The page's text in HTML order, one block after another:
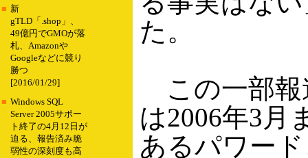
■ 新
gTLD「.shop」、
49億円でGMOが落
札、Amazonや
Googleなどに競り
勝つ
[2016/01/29]
■ Windows SQL
Server 2005サポー
ト終了の4月12日が
迫る、報告済み脆
弱性の深刻度も高
た。
この一部報
は2006年3月
あるパワー